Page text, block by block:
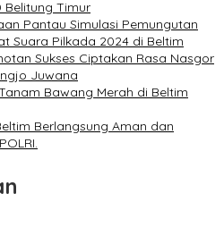
Belitung Timur
Pantau Simulasi Pemungutan
Suara Pilkada 2024 di Beltim
Sukses Ciptakan Rasa Nasgor
Juwana
Bawang Merah di Beltim
Berlangsung Aman dan